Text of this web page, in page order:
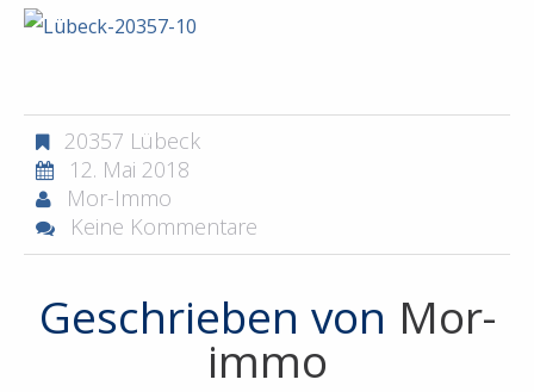
20357 Lübeck
12. Mai 2018
Mor-Immo
Keine Kommentare
Geschrieben von Mor-
immo